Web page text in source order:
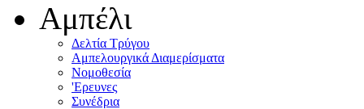
Αμπέλι
Δελτία Τρύγου
Αμπελουργικά Διαμερίσματα
Nομοθεσία
'Eρευνες
Συνέδρια